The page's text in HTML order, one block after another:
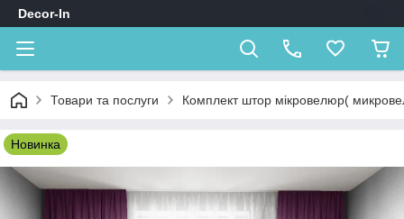
Decor-In
Товари та послуги Комплект штор мікровелюр(
Новинка